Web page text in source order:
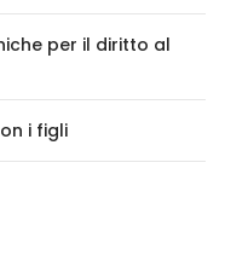
per il diritto al
i figli